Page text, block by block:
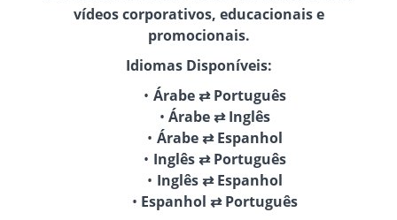
vídeos corporativos, educacionais e
promocionais.
Idiomas Disponíveis:
Árabe ⇄ Português
Árabe ⇄ Inglês
Árabe ⇄ Espanhol
Inglês ⇄ Português
Inglês ⇄ Espanhol
Espanhol ⇄ Português